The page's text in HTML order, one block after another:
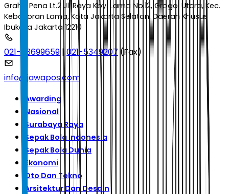
Graha Pena Lt.2 Jl. Raya Kby. Lama No.12, Grogol Utara, Kec.
Kebayoran Lama, Kota Jakarta Selatan, Daerah Khusus
Ibukota Jakarta 12210
021-53699659 |021-5349207 (Fax)
info@jawapos.com
Awarding
Nasional
Surabaya Raya
Sepak Bola Indonesia
Sepak Bola Dunia
Ekonomi
Oto Dan Tekno
Arsitektur Dan Desain